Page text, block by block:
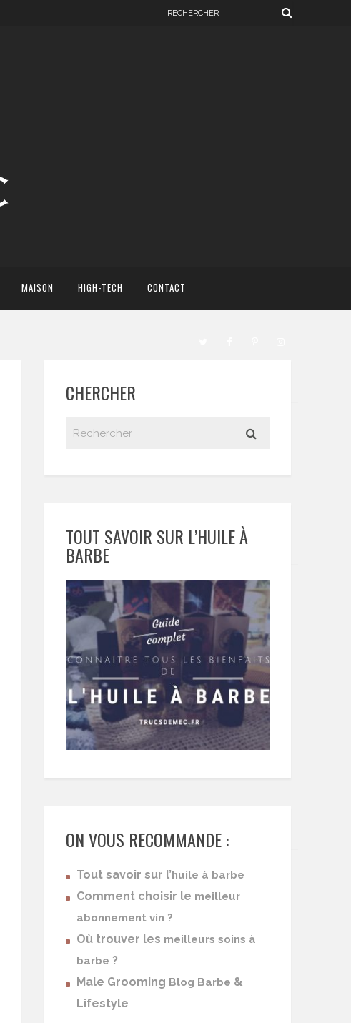
MAISON HIGH-TECH CONTACT
CHERCHER
TOUT SAVOIR SUR L’HUILE À
BARBE
ON VOUS RECOMMANDE :
Tout savoir sur l’ huile à barbe
Comment choisir le meilleur
abonnement vin ?
Où trouver les meilleurs soins à
barbe ?
Male Grooming Blog Barbe &
Lifestyle